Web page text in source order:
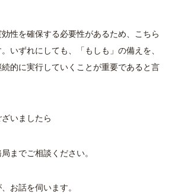
性を確保する必要性があるため、こちら
いずれにしても、「もしも」の備えを、
的に実行していくことが重要であると言
いましたら
までご相談ください。
お話を伺います。